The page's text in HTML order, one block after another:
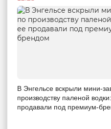
В Энгельсе вскрыли мини-
производству паленой
продавали под премиум-